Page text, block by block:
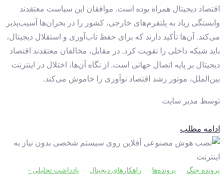
اقتصاد دیجیتال همراه بوده است. موافقان این سیاست معتقدند
وابستگی زیاد به پلتفرم‌های خارجی، کشور را در بحران‌ها آسیب‌پذیر
می‌کند. آن‌ها تأکید دارند که برای حفظ تاب‌آوری و استقلال دیجیتال،
باید شبکه داخلی را تقویت کرد. در مقابل، مخالفان معتقدند اقتصاد
دیجیتال بر پایه اتصال جهانی است. از نگاه آن‌ها، اختلال در اینترنت
بین‌الملل، موتور رشد اقتصاد نوآوری را خاموش می‌کند.
توسط مدیر سایت
ادامه مطلب
پرونده جنگ · پرونده‌ها · راهکارهای دیجیتال · یادداشت تحلیلی -